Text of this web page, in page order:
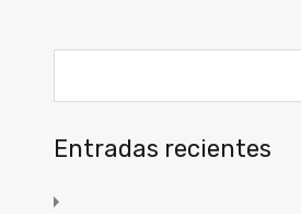
Entradas recientes